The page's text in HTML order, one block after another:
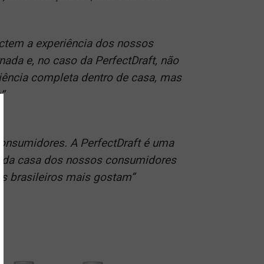
a experiência dos nossos
e, no caso da PerfectDraft, não
completa dentro de casa, mas
A PerfectDraft é uma
casa dos nossos consumidores
brasileiros mais gostam”